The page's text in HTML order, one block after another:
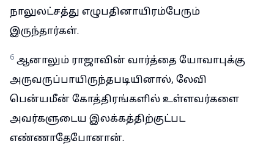
நாலுலட்சத்து எழுபதினாயிரம்பேரும்
இருந்தார்கள்.
6 ஆனாலும் ராஜாவின் வார்த்தை யோவாபுக்கு
அருவருப்பாயிருந்தபடியினால், லேவி
பென்யமீன் கோத்திரங்களில் உள்ளவர்களை
அவர்களுடைய இலக்கத்திற்குட்பட
எண்ணாதேபோனான்.